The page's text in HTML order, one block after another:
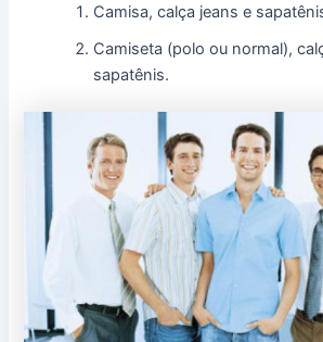
Camisa, calça jeans e
Camiseta (polo ou normal),
sapatênis.